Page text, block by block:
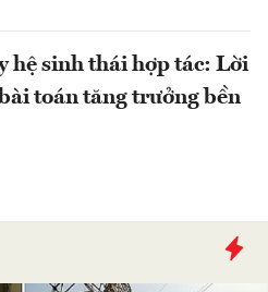
hệ sinh thái hợp tác: Lời
toán tăng trưởng bền